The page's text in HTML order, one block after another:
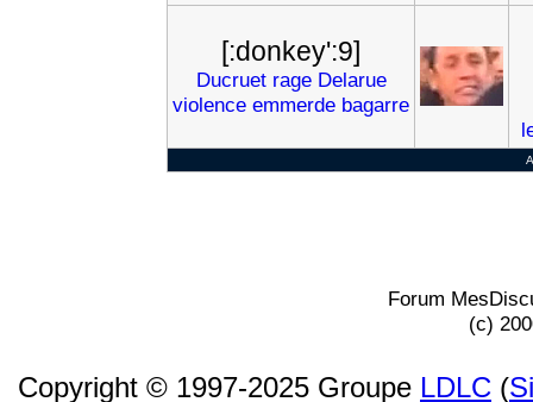
[:donkey':9]
Ducruet rage Delarue
violence emmerde bagarre
A
Forum
(c)
Copyright © 1997-2025 Groupe LDLC (